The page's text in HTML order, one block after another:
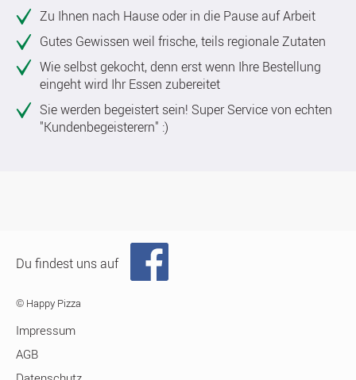
Zu Ihnen nach Hause oder in die Pause auf Arbeit
Gutes Gewissen weil frische, teils regionale Zutaten
Wie selbst gekocht, denn erst wenn Ihre Bestellung
eingeht wird Ihr Essen zubereitet
Sie werden begeistert sein! Super Service von echten
"Kundenbegeisterern" :)
Du findest uns auf
© Happy Pizza
Impressum
AGB